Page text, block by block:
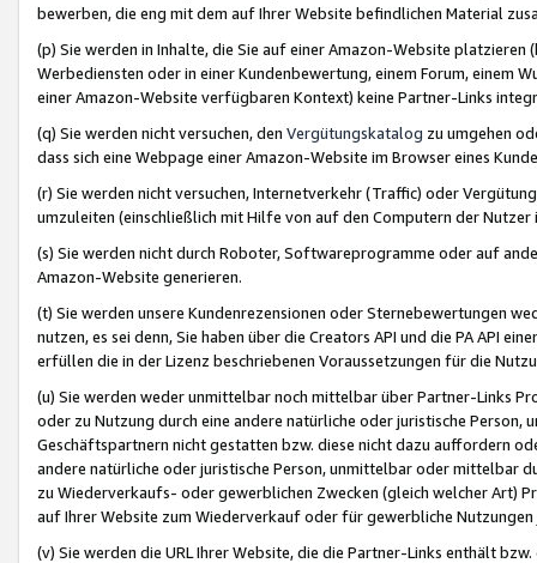
bewerben, die eng mit dem auf Ihrer Website befindlichen Material
(p) Sie werden in Inhalte, die Sie auf einer Amazon-Website
Werbediensten oder in einer Kundenbewertung, einem Forum, einem
einer Amazon-Website verfügbaren Kontext) keine Partner-Links
(q) Sie werden nicht versuchen, den Vergütungskatalog zu umgehen
dass sich eine Webpage einer Amazon-Website im Browser eines
(r) Sie werden nicht versuchen, Internetverkehr (Traffic) oder
umzuleiten (einschließlich mit Hilfe von auf den Computern der
(s) Sie werden nicht durch Roboter, Softwareprogramme oder auf
Amazon-Website generieren.
(t) Sie werden unsere Kundenrezensionen oder Sternebewertungen
nutzen, es sei denn, Sie haben über die Creators API und die PA API
erfüllen die in der Lizenz beschriebenen Voraussetzungen für die
(u) Sie werden weder unmittelbar noch mittelbar über Partner-Links
oder zu Nutzung durch eine andere natürliche oder juristische
Geschäftspartnern nicht gestatten bzw. diese nicht dazu auffordern
andere natürliche oder juristische Person, unmittelbar oder mittelbar
zu Wiederverkaufs- oder gewerblichen Zwecken (gleich welcher Art)
auf Ihrer Website zum Wiederverkauf oder für gewerbliche
(v) Sie werden die URL Ihrer Website, die die Partner-Links enthält